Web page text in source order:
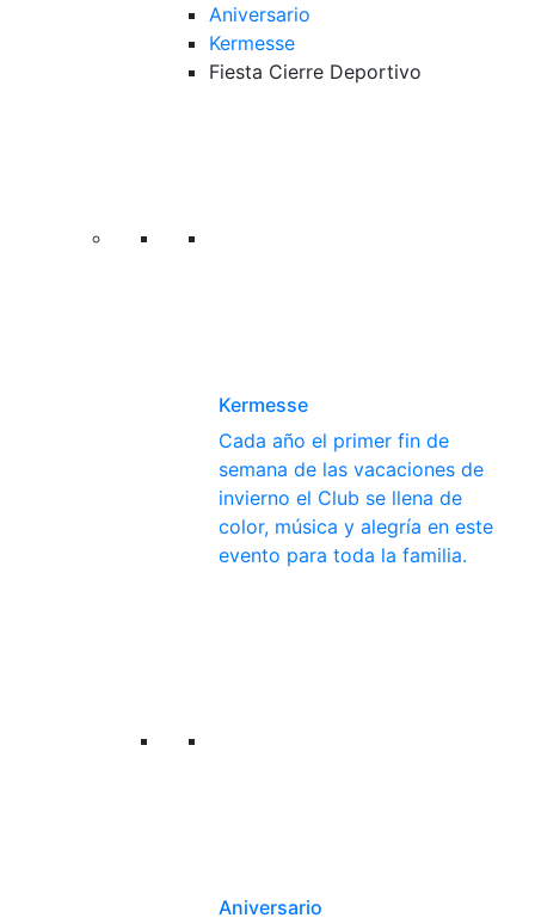
Aniversario
Kermesse
Fiesta Cierre Deportivo
Kermesse
Cada año el primer fin de
semana de las vacaciones de
invierno el Club se llena de
color, música y alegría en este
evento para toda la familia.
Aniversario